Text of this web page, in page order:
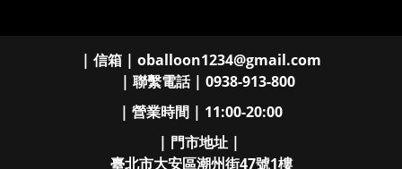
| 信箱 | oballoon1234@gmail.com
| 聯繫電話 | 0938-913-800
| 營業時間 | 11:00-20:00
| 門市地址 |
臺北市大安區潮州街47號1樓